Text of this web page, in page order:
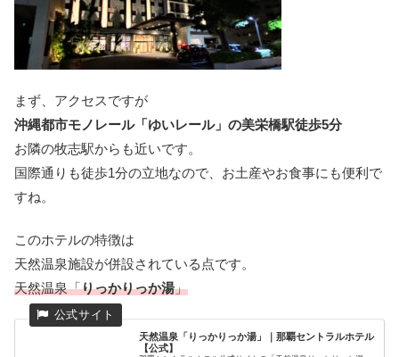
まず、アクセスですが
沖縄都市モノレール「ゆいレール」の美栄橋駅徒歩5分
お隣の牧志駅からも近いです。
国際通りも徒歩1分の立地なので、お土産やお食事にも便利で
すね。
このホテルの特徴は
天然温泉施設が併設されている点です。
天然温泉「りっかりっか湯」
天然温泉「りっかりっか湯」｜那覇セントラルホテル
【公式】